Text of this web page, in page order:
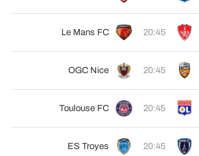
Le Mans FC 20:45
OGC Nice 20:45
Toulouse FC 20:45
ES Troyes 20:45